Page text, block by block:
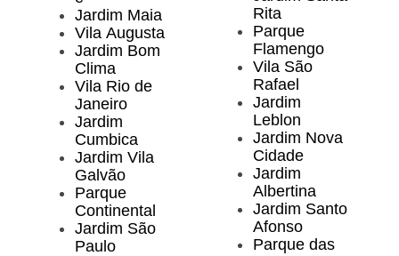
Jardim Maia
Vila Augusta
Jardim Bom
Clima
Vila Rio de
Janeiro
Jardim
Cumbica
Jardim Vila
Galvão
Parque
Continental
Jardim São
Paulo
Rita
Parque
Flamengo
Vila São
Rafael
Jardim
Leblon
Jardim Nova
Cidade
Jardim
Albertina
Jardim Santo
Afonso
Parque das